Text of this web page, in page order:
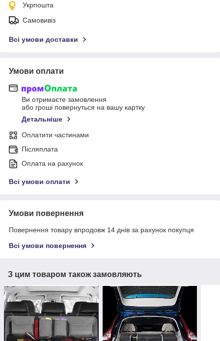
Укрпошта
Самовивіз
Всі умови доставки
Умови оплати
Ви отримаєте замовлення
або гроші повернуться на вашу картку
Детальніше
Оплатити частинами
Післяплата
Оплата на рахунок
Всі умови оплати
Умови повернення
Повернення товару впродовж 14 днів за рахунок покупця
Всі умови повернення
З цим товаром також замовляють